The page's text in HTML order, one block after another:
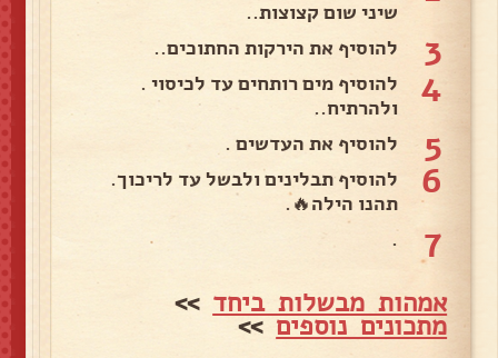
שיני שום קצוצות..
3 להוסיף את הירקות החתוכים..
4
להוסיף מים רותחים עד לכיסוי .
ולהרתיח..
5 להוסיף את העדשים .
6
להוסיף תבלינים ולבשל עד לריכוך.
תהנו הילה🔥.
7
.
אמהות מבשלות ביחד >>
מתכונים נוספים>>